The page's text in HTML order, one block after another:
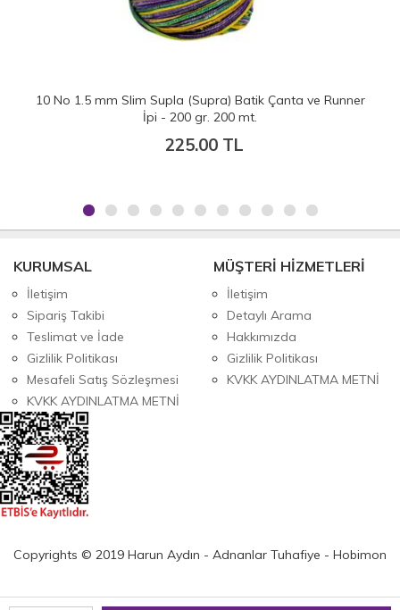
10 No 1.5 mm Slim Supla (Supra) Batik Çanta ve Runner
İpi - 200 gr. 200 mt.
225.00 TL
KURUMSAL
İletişim
Sipariş Takibi
Teslimat ve İade
Gizlilik Politikası
Mesafeli Satış Sözleşmesi
KVKK AYDINLATMA METNİ
MÜŞTERİ HİZMETLERİ
İletişim
Detaylı Arama
Hakkımızda
Gizlilik Politikası
KVKK AYDINLATMA METNİ
Copyrights © 2019 Harun Aydın - Adnanlar Tuhafiye - Hobimon